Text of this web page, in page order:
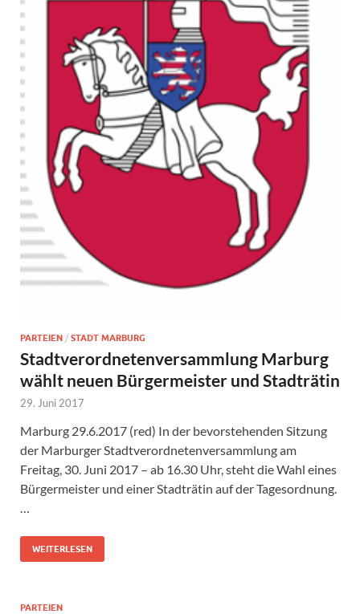
PARTEIEN / STADT MARBURG
Stadtverordnetenversammlung Marburg
wählt neuen Bürgermeister und Stadträtin
29. Juni 2017
Marburg 29.6.2017 (red) In der bevorstehenden Sitzung
der Marburger Stadtverordnetenversammlung am
Freitag, 30. Juni 2017 – ab 16.30 Uhr, steht die Wahl eines
Bürgermeister und einer Stadträtin auf der Tagesordnung.
WEITERLESEN
PARTEIEN